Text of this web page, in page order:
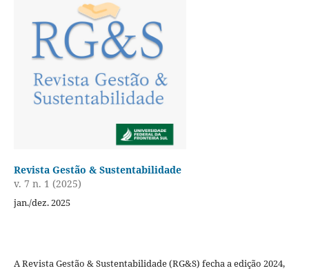
Revista Gestão & Sustentabilidade
v. 7 n. 1 (2025)
jan./dez. 2025
A Revista Gestão & Sustentabilidade (RG&S) fecha a edição 2024,